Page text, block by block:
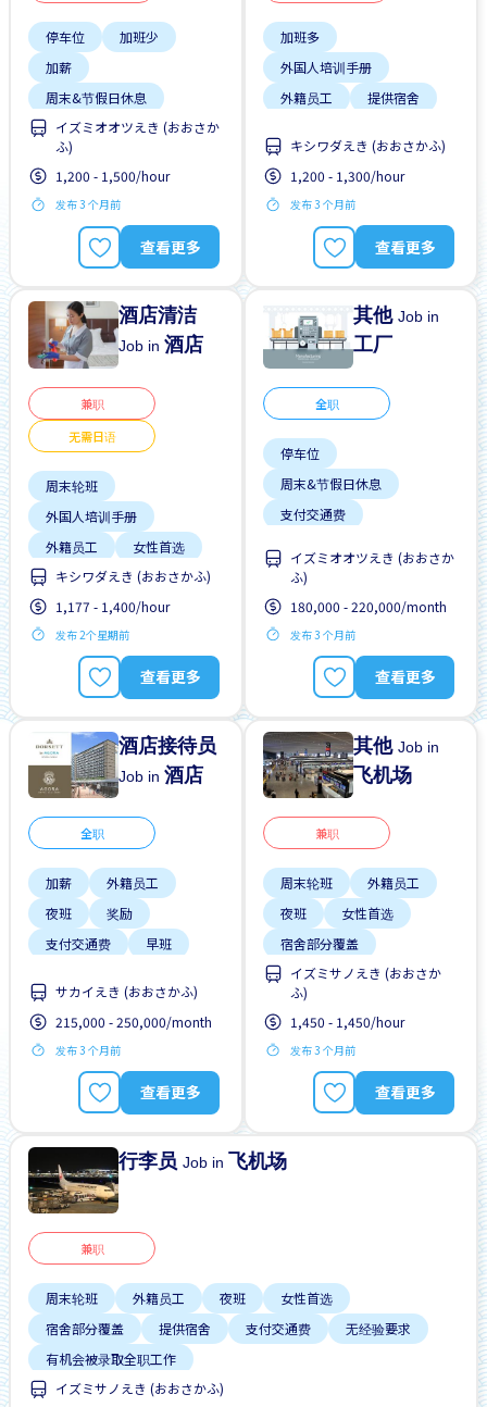
停车位
加班少
加薪
周末&节假日休息
外籍员工
支付交通费
无经验要求
有机会被录取全职工作
イズミオオツえき (おおさか
ふ)
1,200 - 1,500/hour
发布 3 个月前
查看更多
加班多
外国人培训手册
外籍员工
提供宿舍
有机会被录取全职工作
男性首选
キシワダえき (おおさかふ)
1,200 - 1,300/hour
发布 3 个月前
查看更多
酒店清洁
Job in酒店
兼职
无需日语
周末轮班
外国人培训手册
外籍员工
女性首选
工作时间短
支付交通费
无日本语要求
无经验要求
晋升
キシワダえき (おおさかふ)
1,177 - 1,400/hour
发布 2个星期前
查看更多
其他Job in
工厂
全职
停车位
周末&节假日休息
支付交通费
自行车停放处
イズミオオツえき (おおさか
ふ)
180,000 - 220,000/month
发布 3 个月前
查看更多
酒店接待员
Job in酒店
全职
加薪
外籍员工
夜班
奖励
支付交通费
早班
有机会被录取全职工作
靠近车站
サカイえき (おおさかふ)
215,000 - 250,000/month
发布 3 个月前
查看更多
其他Job in
飞机场
兼职
周末轮班
外籍员工
夜班
女性首选
宿舍部分覆盖
提供宿舍
支付交通费
无经验要求
有机会被录取全职工作
イズミサノえき (おおさか
ふ)
1,450 - 1,450/hour
发布 3 个月前
查看更多
行李员Job in 飞机场
兼职
周末轮班 外籍员工 夜班
女性首选
宿舍部分覆盖
提供宿舍 支付交通费
无经验要求
有机会被录取全职工作
イズミサノえき (おおさかふ)